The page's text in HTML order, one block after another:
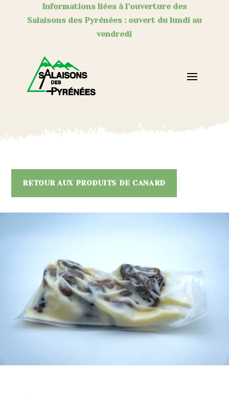
Informations liées à l’ouverture des
Salaisons des Pyrénées : ouvert du lundi au
vendredi
RETOUR AUX PRODUITS DE CANARD